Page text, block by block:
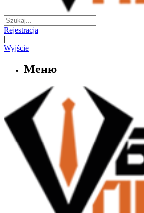
Rejestracja
|
Wyjście
Меню